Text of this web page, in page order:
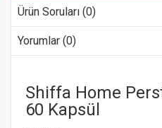
Ürün Soruları (0)
Yorumlar (0)
Shiffa Home
60 Kapsül